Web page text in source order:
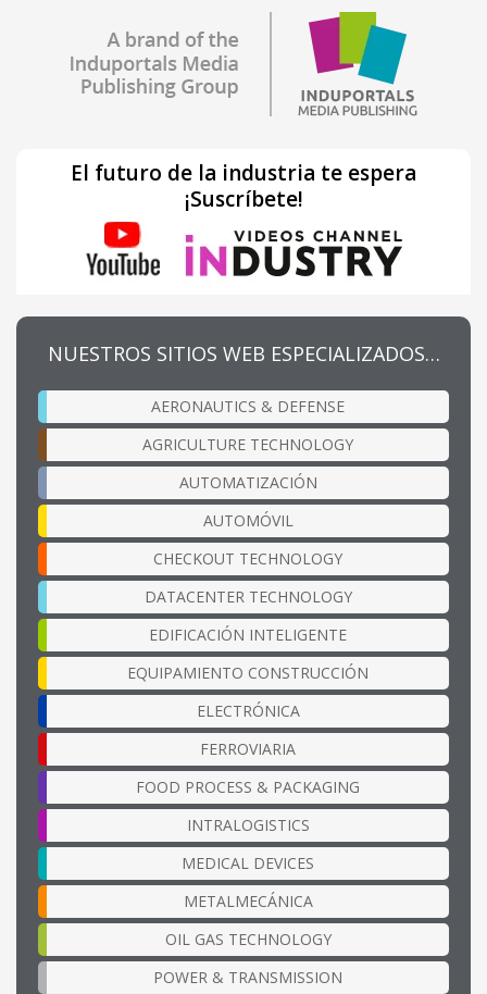
El futuro de la industria te espera
¡Suscríbete!
NUESTROS SITIOS WEB ESPECIALIZADOS…
AERONAUTICS & DEFENSE
AGRICULTURE TECHNOLOGY
AUTOMATIZACIÓN
AUTOMÓVIL
CHECKOUT TECHNOLOGY
DATACENTER TECHNOLOGY
EDIFICACIÓN INTELIGENTE
EQUIPAMIENTO CONSTRUCCIÓN
ELECTRÓNICA
FERROVIARIA
FOOD PROCESS & PACKAGING
INTRALOGISTICS
MEDICAL DEVICES
METALMECÁNICA
OIL GAS TECHNOLOGY
POWER & TRANSMISSION